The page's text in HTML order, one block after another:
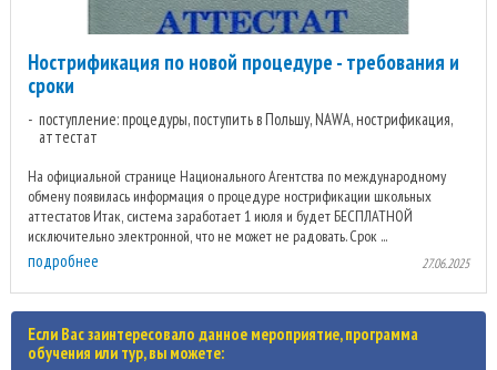
Нострификация по новой процедуре - требования и
сроки
поступление: процедуры, поступить в Польшу, NAWA, нострификация,
аттестат
На официальной странице Национального Агентства по международному
обмену появилась информация о процедуре нострификации школьных
аттестатов Итак, система заработает 1 июля и будет БЕСПЛАТНОЙ
исключительно электронной, что не может не радовать. Срок ...
подробнее 27.06.2025
Если Вас заинтересовало данное мероприятие, программа
обучения или тур, вы можете: